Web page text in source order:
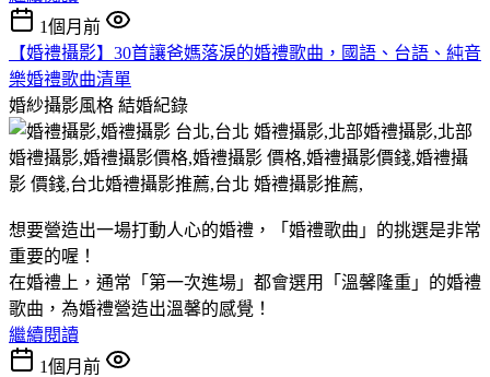
1個月前
【婚禮攝影】30首讓爸媽落淚的婚禮歌曲，國語、台語、純音
樂婚禮歌曲清單
婚紗攝影風格 結婚紀錄
想要營造出一場打動人心的婚禮，「婚禮歌曲」的挑選是非常
重要的喔！
在婚禮上，通常「第一次進場」都會選用「溫馨隆重」的婚禮
歌曲，為婚禮營造出溫馨的感覺！
繼續閱讀
1個月前